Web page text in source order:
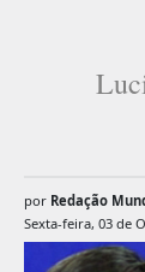
por Redação
Sexta-feira, 03 de